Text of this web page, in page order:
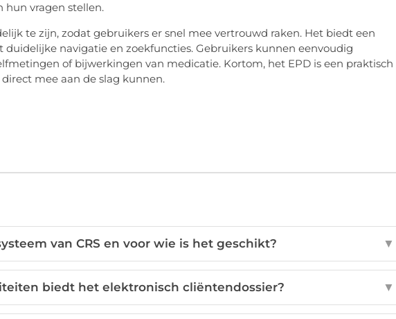
hun vragen stellen.
te zijn, zodat gebruikers er snel mee vertrouwd raken. Het biedt een
navigatie en zoekfuncties. Gebruikers kunnen eenvoudig
of bijwerkingen van medicatie. Kortom, het EPD is een praktisch
mee aan de slag kunnen.
van CRS en voor wie is het geschikt? ▼
biedt het elektronisch cliëntendossier? ▼